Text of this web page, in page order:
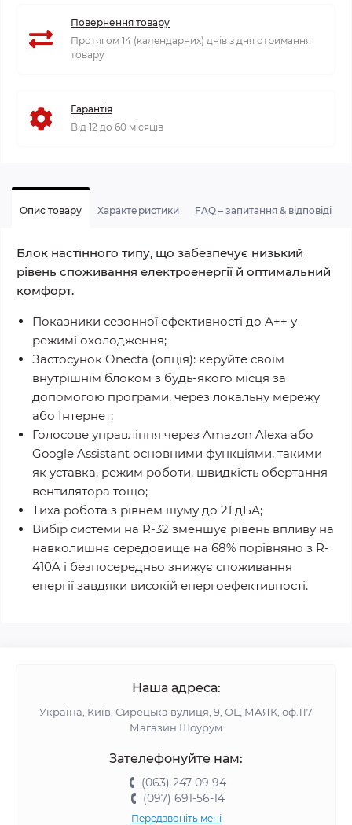
Повернення товару
Протягом 14 (календарних) днів з дня отримання
товару
Гарантія
Від 12 до 60 місяців
Опис товару Характеристики FAQ – запитання & відповіді
Блок настінного типу, що забезпечує низький
рівень споживання електроенергії й оптимальний
комфорт.
Показники сезонної ефективності до A++ у
режимі охолодження;
Застосунок Onecta (опція): керуйте своїм
внутрішнім блоком з будь-якого місця за
допомогою програми, через локальну мережу
або Інтернет;
Голосове управління через Amazon Alexa або
Google Assistant основними функціями, такими
як уставка, режим роботи, швидкість обертання
вентилятора тощо;
Тиха робота з рівнем шуму до 21 дБА;
Вибір системи на R-32 зменшує рівень впливу на
навколишнє середовище на 68% порівняно з R-
410A і безпосередньо знижує споживання
енергії завдяки високій енергоефективності.
Наша адреса:
Україна, Київ, Сирецька вулиця, 9, ОЦ МАЯК, оф.117
Магазин Шоурум
Зателефонуйте нам:
(063) 247 09 94
(097) 691-56-14
Передзвоніть мені